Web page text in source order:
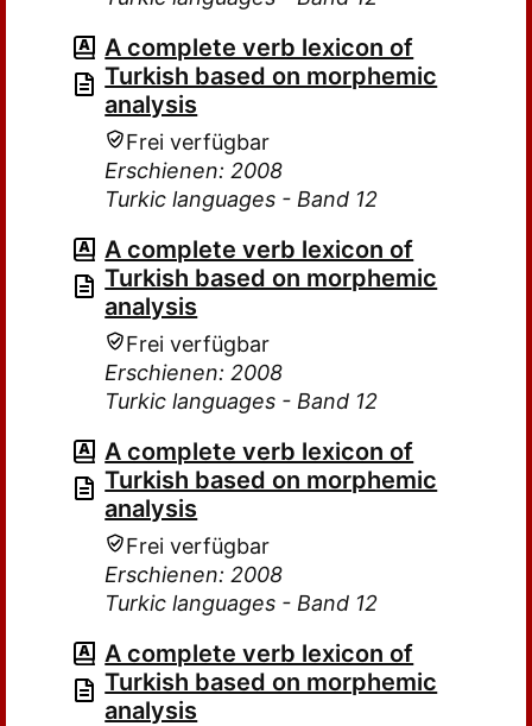
A complete verb lexicon of
Turkish based on morphemic
analysis
Frei verfügbar
Erschienen: 2008
Turkic languages - Band 12
A complete verb lexicon of
Turkish based on morphemic
analysis
Frei verfügbar
Erschienen: 2008
Turkic languages - Band 12
A complete verb lexicon of
Turkish based on morphemic
analysis
Frei verfügbar
Erschienen: 2008
Turkic languages - Band 12
A complete verb lexicon of
Turkish based on morphemic
analysis